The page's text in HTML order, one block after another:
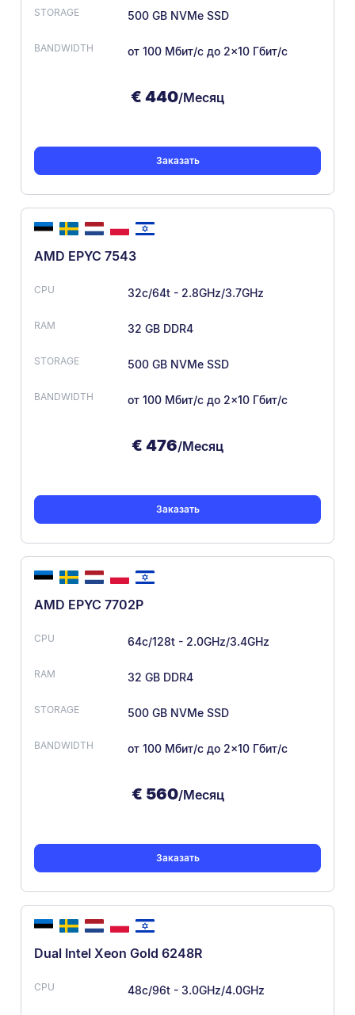
500 GB NVMe SSD
от 100 Мбит/с до 2×10 Гбит/с
€ 440/Месяц
Заказать
AMD EPYC 7543
32c/64t - 2.8GHz/3.7GHz
32 GB DDR4
500 GB NVMe SSD
от 100 Мбит/с до 2×10 Гбит/с
€ 476/Месяц
Заказать
AMD EPYC 7702P
64c/128t - 2.0GHz/3.4GHz
32 GB DDR4
500 GB NVMe SSD
от 100 Мбит/с до 2×10 Гбит/с
€ 560/Месяц
Заказать
Dual Intel Xeon Gold 6248R
48c/96t - 3.0GHz/4.0GHz